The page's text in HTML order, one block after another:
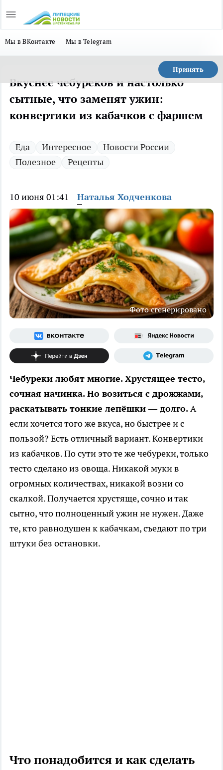
Мы в ВКонтакте Мы в Telegram
Принять
Вкуснее чебуреков и настолько
сытные, что заменят ужин:
конвертики из кабачков с фаршем
Еда Интересное
Новости России
Полезное
Рецепты
10 июня 01:41 Наталья Ходченкова
Фото сгенерировано
Чебуреки любят многие. Хрустящее тесто,
сочная начинка. Но возиться с дрожжами,
раскатывать тонкие лепёшки — долго.А
если хочется того же вкуса, но быстрее и с
пользой? Есть отличный вариант. Конвертики
из кабачков. По сути это те же чебуреки, только
тесто сделано из овоща. Никакой муки в
огромных количествах, никакой возни со
скалкой. Получается хрустяще, сочно и так
сытно, что полноценный ужин не нужен. Даже
те, кто равнодушен к кабачкам, съедают по три
штуки без остановки.
Что понадобится и как сделать